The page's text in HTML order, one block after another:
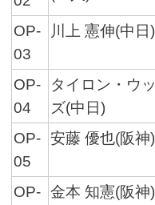
OP-
03
川上 憲伸(中日)
OP-
04
タイロン・ウッ
ズ(中日)
OP-
05
安藤 優也(阪神)
OP- 金本 知憲(阪神)